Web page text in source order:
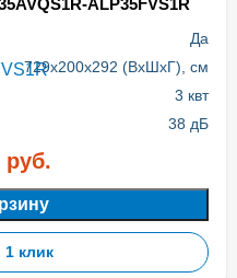
ALP35FVS1R
Да
729x200x292 (ВхШхГ), см
3 квт
38 дБ
руб.
1 клик